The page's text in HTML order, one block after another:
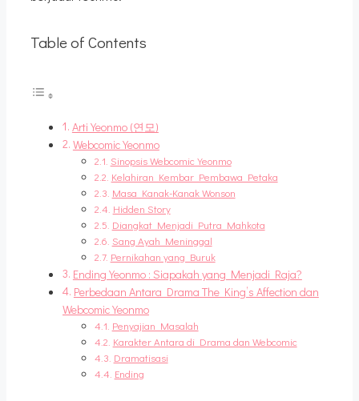
Table of Contents
Arti Yeonmo (연모)
Webcomic Yeonmo
Sinopsis Webcomic Yeonmo
Kelahiran Kembar Pembawa Petaka
Masa Kanak-Kanak Wonson
Hidden Story
Diangkat Menjadi Putra Mahkota
Sang Ayah Meninggal
Pernikahan yang Buruk
Ending Yeonmo : Siapakah yang Menjadi Raja?
Perbedaan Antara Drama The King’s Affection dan
Webcomic Yeonmo
Penyajian Masalah
Karakter Antara di Drama dan Webcomic
Dramatisasi
Ending